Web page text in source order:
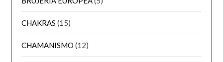
CHAKRAS (15)
CHAMANISMO (12)